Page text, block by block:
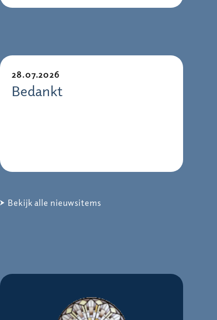
28.07.2026
Bedankt
Bekijk alle nieuwsitems